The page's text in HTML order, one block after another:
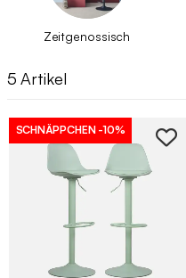
Zeitgenossisch
5 Artikel
SCHNÄPPCHEN -10%